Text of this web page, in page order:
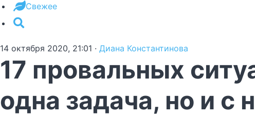
Свежее
14 октября 2020, 21:01 · Диана Константинова
17 провальных
одна задача, но и с